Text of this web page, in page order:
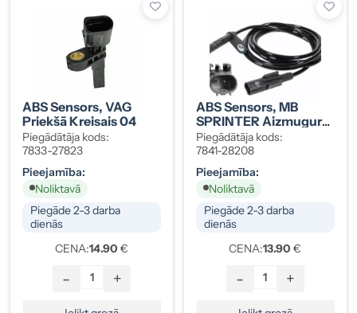
ABS Sensors, VAG
Priekšā Kreisais 04
Piegādātāja kods:
7833-27823
Pieejamība:
Noliktavā
Piegāde 2-3 darba
dienās
CENA:14.90 €
- +
ABS Sensors, MB
SPRINTER Aizmugurē
Labais
Piegādātāja kods:
7841-28208
Pieejamība:
Noliktavā
Piegāde 2-3 darba
dienās
CENA:13.90 €
- +